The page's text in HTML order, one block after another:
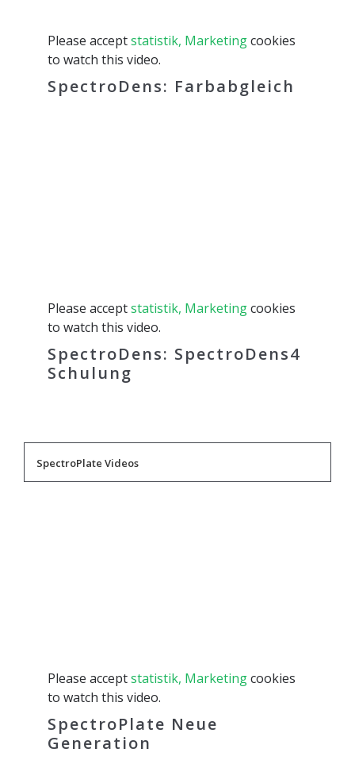
Please acceptstatistik, Marketingcookies
to watch this video.
SpectroDens: Farbabgleich
Please acceptstatistik, Marketingcookies
to watch this video.
SpectroDens: SpectroDens4
Schulung
SpectroPlate Videos
Please acceptstatistik, Marketingcookies
to watch this video.
SpectroPlate Neue
Generation